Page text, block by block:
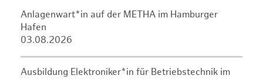
Anlagenwart*in auf der METHA im Hamburger
Hafen
03.08.2026
Ausbildung Elektroniker*in für Betriebstechnik im